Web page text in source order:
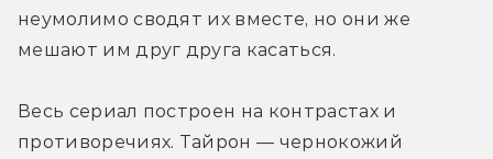
неумолимо сводят их вместе, но они же
мешают им друг друга касаться.
Весь сериал построен на контрастах и
противоречиях. Тайрон — чернокожий